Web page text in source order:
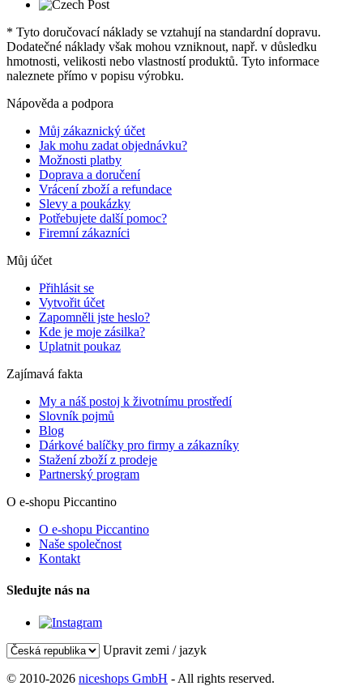
* Tyto doručovací náklady se vztahují na standardní dopravu.
Dodatečné náklady však mohou vzniknout, např. v důsledku
hmotnosti, velikosti nebo vlastností produktů. Tyto informace
naleznete přímo v popisu výrobku.
Nápověda a podpora
Můj zákaznický účet
Jak mohu zadat objednávku?
Možnosti platby
Doprava a doručení
Vrácení zboží a refundace
Slevy a poukázky
Potřebujete další pomoc?
Firemní zákazníci
Můj účet
Přihlásit se
Vytvořit účet
Zapomněli jste heslo?
Kde je moje zásilka?
Uplatnit poukaz
Zajímavá fakta
My a náš postoj k životnímu prostředí
Slovník pojmů
Blog
Dárkové balíčky pro firmy a zákazníky
Stažení zboží z prodeje
Partnerský program
O e-shopu Piccantino
O e-shopu Piccantino
Naše společnost
Kontakt
Sledujte nás na
Upravit zemi / jazyk
© 2010-2026 niceshops GmbH - All rights reserved.